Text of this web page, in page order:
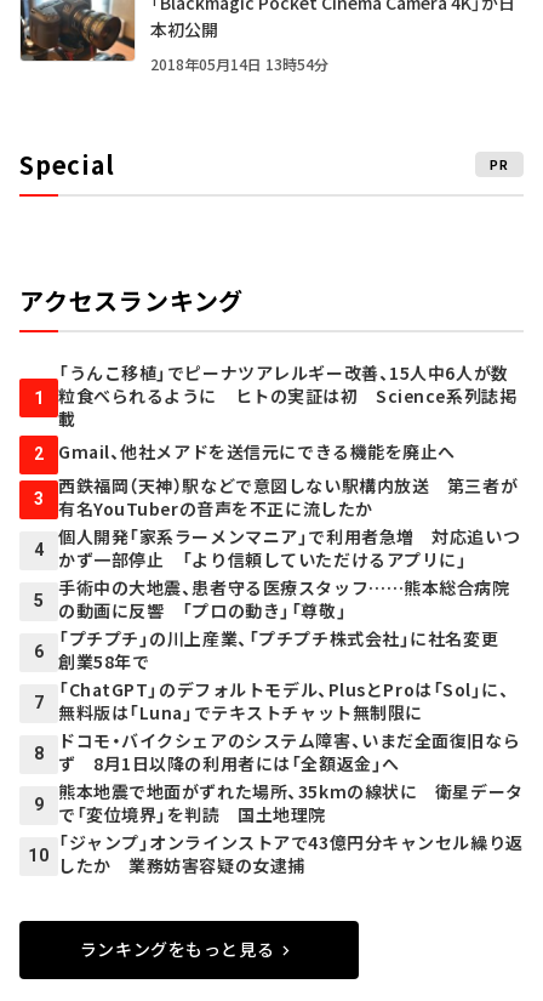
本初公開
2018年05月14日 13時54分
Special PR
アクセスランキング
1
「うんこ移植」でピーナツアレルギー改善、15人中6人が数
粒食べられるように ヒトの実証は初 Science系列誌掲
載
2 Gmail、他社メアドを送信元にできる機能を廃止へ
3
西鉄福岡（天神）駅などで意図しない駅構内放送 第三者が
有名YouTuberの音声を不正に流したか
4
個人開発「家系ラーメンマニア」で利用者急増 対応追いつ
かず一部停止 「より信頼していただけるアプリに」
5
手術中の大地震、患者守る医療スタッフ……熊本総合病院
の動画に反響 「プロの動き」「尊敬」
6
「プチプチ」の川上産業、「プチプチ株式会社」に社名変更
創業58年で
7
「ChatGPT」のデフォルトモデル、PlusとProは「Sol」に、
無料版は「Luna」でテキストチャット無制限に
8
ドコモ・バイクシェアのシステム障害、いまだ全面復旧なら
ず 8月1日以降の利用者には「全額返金」へ
9
熊本地震で地面がずれた場所、35kmの線状に 衛星データ
で「変位境界」を判読 国土地理院
10
「ジャンプ」オンラインストアで43億円分キャンセル繰り返
したか 業務妨害容疑の女逮捕
ランキングをもっと見る